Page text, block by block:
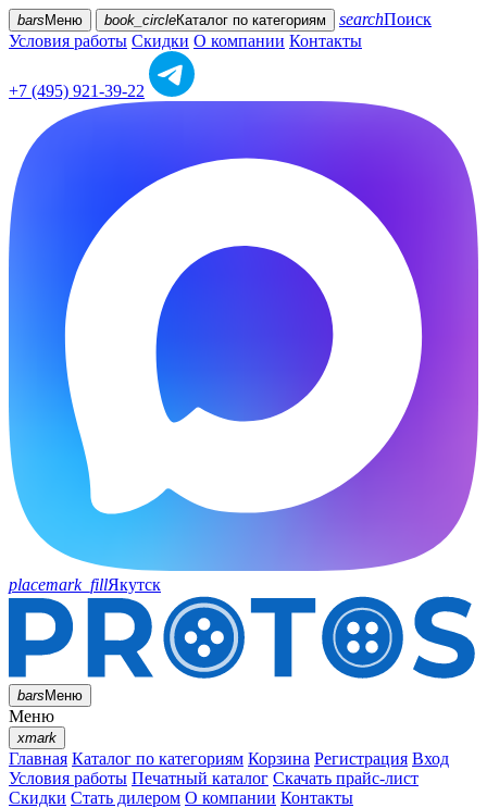
bars Меню book_circleКаталог по категориям searchПоиск
Условия работы Скидки О компании Контакты
+7 (495) 921-39-22
placemark_fillЯкутск
barsМеню
Меню
xmark
Главная Каталог по категориям Корзина Регистрация Вход
Условия работы Печатный каталог Скачать прайс-лист
Скидки Стать дилером О компании Контакты